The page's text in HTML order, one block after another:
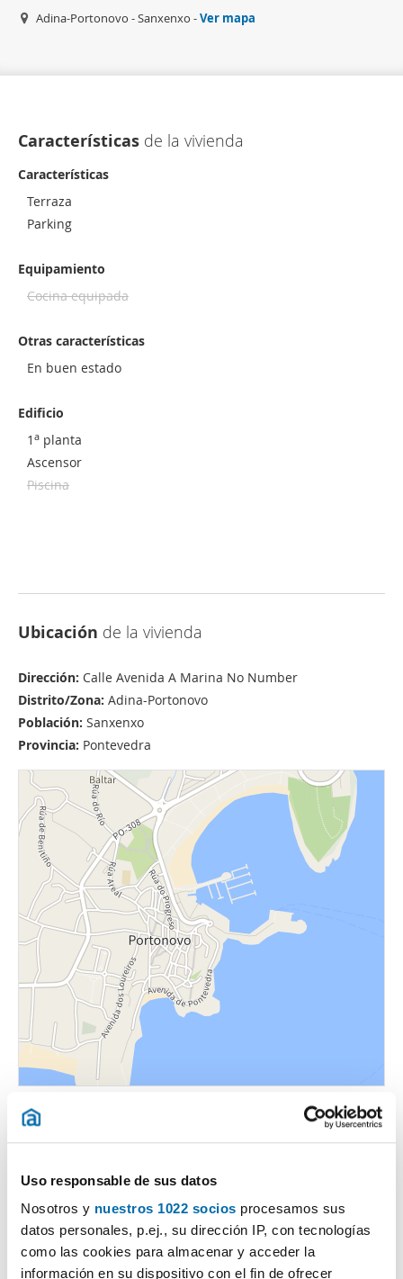
Uso responsable de sus datos
Nosotros y nuestros 1022 socios procesamos sus
datos personales, p.ej., su dirección IP, con tecnologías
como las cookies para almacenar y acceder la
información en su dispositivo con el fin de ofrecer
Adina-Portonovo - Sanxenxo -Ver mapa
Características de la vivienda
Características
Terraza
Parking
Equipamiento
Cocina equipada
Otras características
En buen estado
Edificio
1 a planta
Ascensor
Piscina
Ubicación de la vivienda
Dirección: Calle Avenida A Marina No Number
Distrito/Zona: Adina-Portonovo
Población: Sanxenxo
Provincia: Pontevedra
Certificado energético
ESCALA DE LA CALIFICACIÓN ENERGÉTICA Consumo energía
2
Emisiones